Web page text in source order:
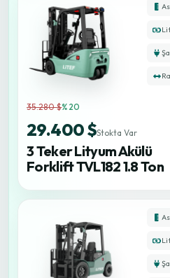
3 Teker Lityum Akülü
Forklift TVL182 1.8 Ton
35.280 $%20
29.400 $Stokta Var